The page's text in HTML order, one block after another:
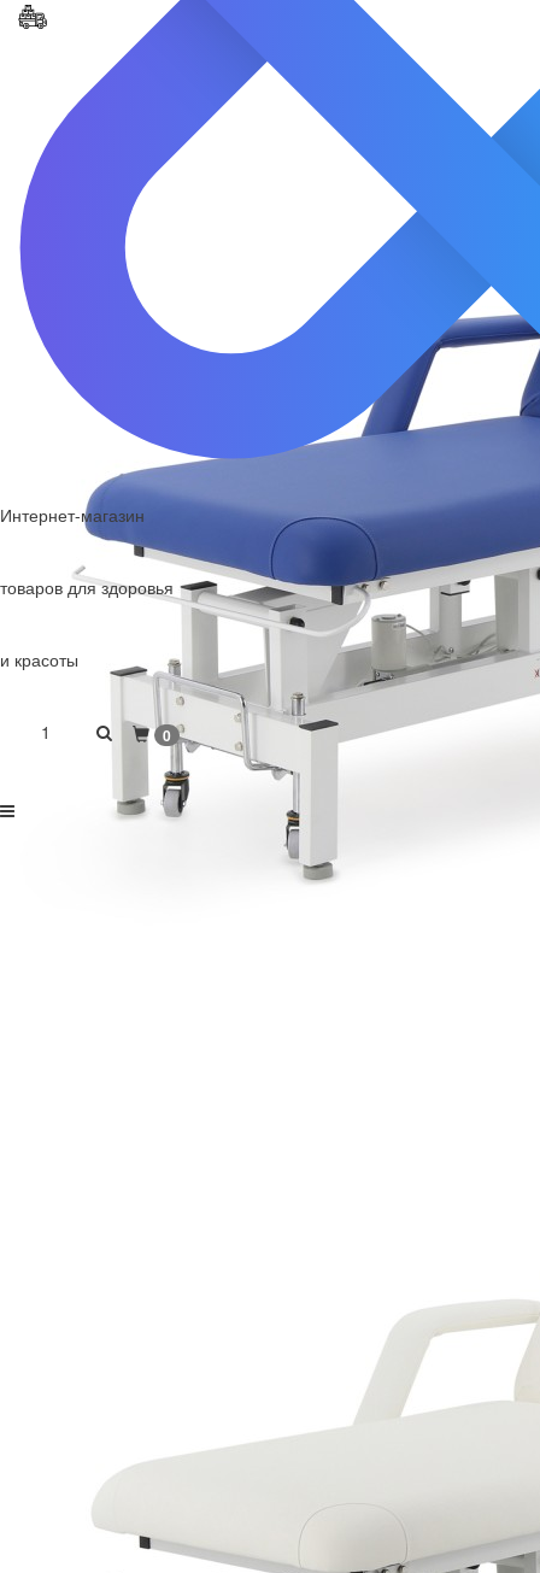
Интернет-магазин
товаров для здоровья
и красоты
1 0